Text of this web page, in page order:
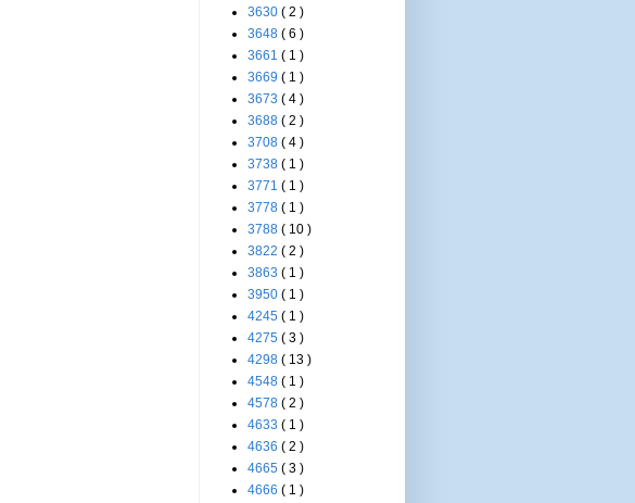
3630 ( 2 )
3648 ( 6 )
3661 ( 1 )
3669 ( 1 )
3673 ( 4 )
3688 ( 2 )
3708 ( 4 )
3738 ( 1 )
3771 ( 1 )
3778 ( 1 )
3788 ( 10 )
3822 ( 2 )
3863 ( 1 )
3950 ( 1 )
4245 ( 1 )
4275 ( 3 )
4298 ( 13 )
4548 ( 1 )
4578 ( 2 )
4633 ( 1 )
4636 ( 2 )
4665 ( 3 )
4666 ( 1 )